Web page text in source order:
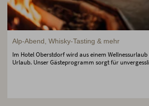
Alp-Abend, Whisky-Tasting & mehr
Im Hotel Oberstdorf wird aus einem
Urlaub. Unser Gästeprogramm sorgt für